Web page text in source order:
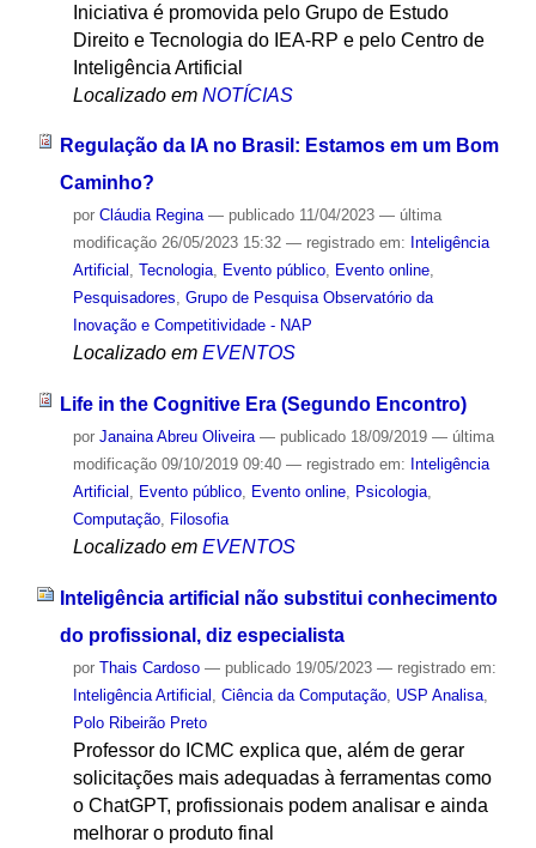
Iniciativa é promovida pelo Grupo de Estudo
Direito e Tecnologia do IEA-RP e pelo Centro de
Inteligência Artificial
Localizado em NOTÍCIAS
Regulação da IA no Brasil: Estamos em um Bom
Caminho?
por Cláudia Regina — publicado11/04/2023 — última
modificação26/05/2023 15:32 — registrado em: Inteligência
Artificial , Tecnologia, Evento público, Evento online,
Pesquisadores, Grupo de Pesquisa Observatório da
Inovação e Competitividade - NAP
Localizado em EVENTOS
Life in the Cognitive Era (Segundo Encontro)
por Janaina Abreu Oliveira — publicado18/09/2019 — última
modificação09/10/2019 09:40 — registrado em: Inteligência
Artificial , Evento público, Evento online, Psicologia,
Computação, Filosofia
Localizado em EVENTOS
Inteligência artificial não substitui conhecimento
do profissional, diz especialista
por Thais Cardoso — publicado19/05/2023 — registrado em:
Inteligência Artificial Ciência da Computação, USP Analisa,
Polo Ribeirão Preto
Professor do ICMC explica que, além de gerar
solicitações mais adequadas à ferramentas como
o ChatGPT, profissionais podem analisar e ainda
melhorar o produto final